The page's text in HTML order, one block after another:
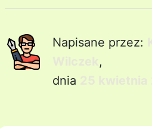
Napisane przez:
,
dnia